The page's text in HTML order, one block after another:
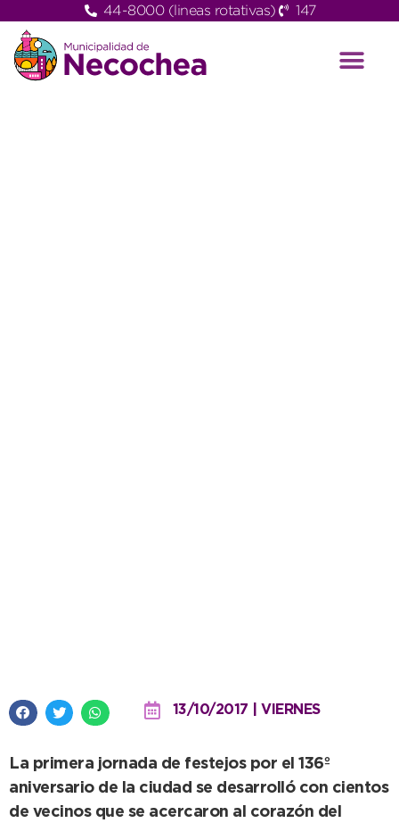
44-8000 (lineas rotativas) 147
13/10/2017 | VIERNES
La primera jornada de festejos por el 136º
aniversario de la ciudad se desarrolló con cientos
de vecinos que se acercaron al corazón del